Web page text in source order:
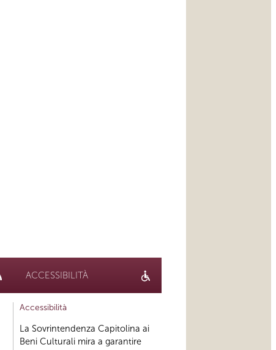
ACCESSIBILITÀ
Accessibilità
La Sovrintendenza Capitolina ai
Beni Culturali mira a garantire